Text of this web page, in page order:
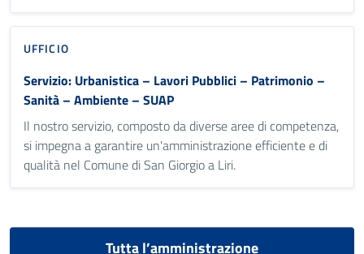
UFFICIO
Servizio: Urbanistica – Lavori Pubblici – Patrimonio –
Sanità – Ambiente – SUAP
Il nostro servizio, composto da diverse aree di competenza,
si impegna a garantire un'amministrazione efficiente e di
qualità nel Comune di San Giorgio a Liri.
Tutta l’amministrazione